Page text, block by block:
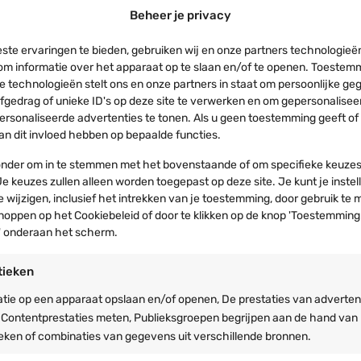
Beheer je privacy
ervaringen te bieden, gebruiken wij en onze partners
informatie over het apparaat op te slaan en/of te openen.
technologieën stelt ons en onze partners in staat om persoonlijke
of unieke ID's op deze site te verwerken en om
advertenties te tonen. Als u geen toestemming geeft of
dit invloed hebben op bepaalde functies.
om in te stemmen met het bovenstaande of om specifieke
keuzes zullen alleen worden toegepast op deze site. Je kunt je
wijzigen, inclusief het intrekken van je toestemming, door gebruik te
op het Cookiebeleid of door te klikken op de knop 'Toestemming
onderaan het scherm.
op een apparaat opslaan en/of openen, De prestaties van
meten, Publieksgroepen begrijpen aan de hand van
of combinaties van gegevens uit verschillende bronnen.
x 70cm
geen probleem. Doordat de stof elastisch is past het
afwijkende afmetingen.